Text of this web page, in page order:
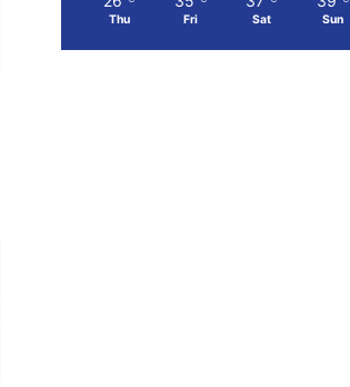
Thu Fri Sat Sun